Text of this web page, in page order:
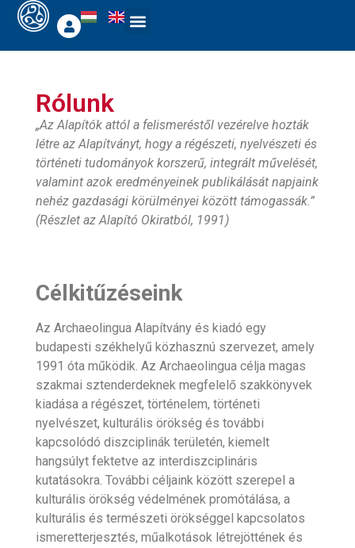
Rólunk
„Az Alapítók attól a felismeréstől vezérelve hozták
létre az Alapítványt, hogy a régészeti, nyelvészeti és
történeti tudományok korszerű, integrált művelését,
valamint azok eredményeinek publikálását napjaink
nehéz gazdasági körülményei között támogassák.”
(Részlet az Alapító Okiratból, 1991)
Célkitűzéseink
Az Archaeolingua Alapítvány és kiadó egy
budapesti székhelyű közhasznú szervezet, amely
1991 óta működik. Az Archaeolingua célja magas
szakmai sztenderdeknek megfelelő szakkönyvek
kiadása a régészet, történelem, történeti
nyelvészet, kulturális örökség és további
kapcsolódó diszciplinák területén, kiemelt
hangsúlyt fektetve az interdiszciplináris
kutatásokra. További céljaink között szerepel a
kulturális örökség védelmének promótálása, a
kulturális és természeti örökséggel kapcsolatos
ismeretterjesztés, műalkotások létrejöttének és